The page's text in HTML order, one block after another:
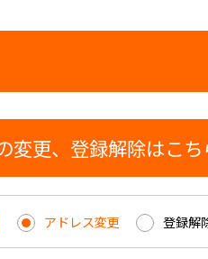
変更、登録解除はこ
アドレス変更 登録解